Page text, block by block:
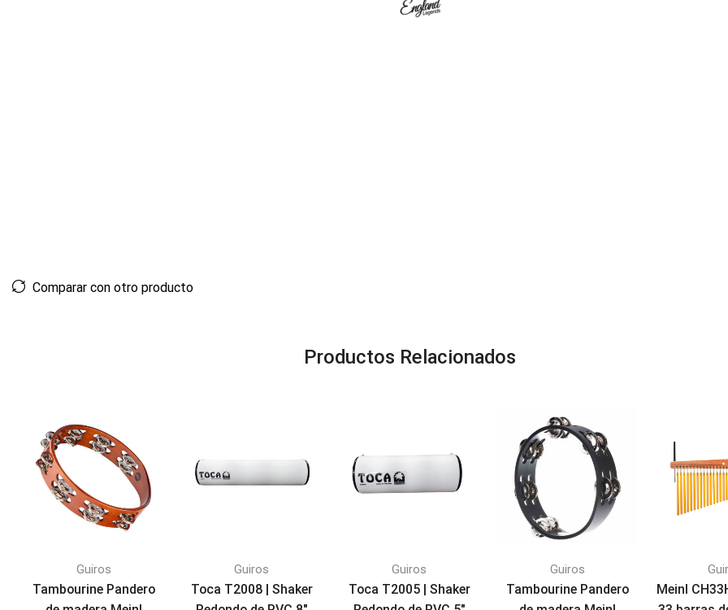
Comparar con otro producto
Productos Relacionados
Guiros
Tambourine Pandero
Guiros
Toca T2008 | Shaker
Guiros
Toca T2005 | Shaker
Guiros
Tambourine Pandero
Meinl